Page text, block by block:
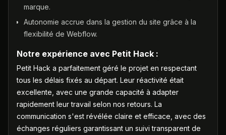
marque.
Autonomie accrue dans la gestion du site grâce à la
flexibilité de Webflow.
Notre expérience avec Petit Hack :
Petit Hack a parfaitement géré le projet en respectant
tous les délais fixés au départ. Leur réactivité était
excellente, avec une grande capacité à adapter
rapidement leur travail selon nos retours. La
communication s'est révélée claire et efficace, avec des
échanges réguliers garantissant un suivi transparent de